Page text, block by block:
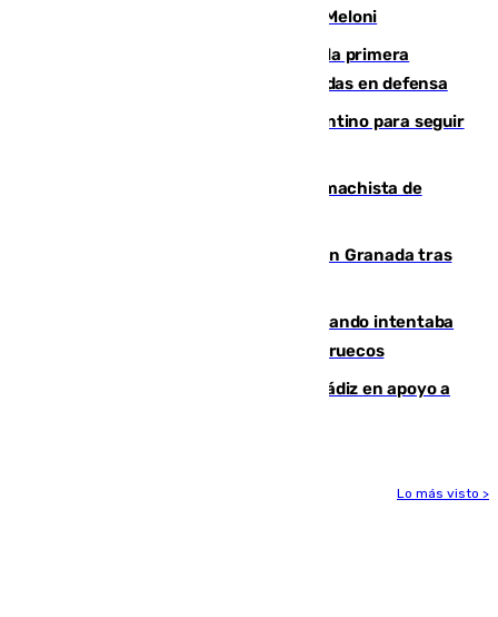
procedentes de Italia como repuesta a Meloni
El Málaga cae ante el Ceuta y suma la primera
derrota de la pretemporada dejando dudas en defensa
Marruecos, la principal baza de Infantino para seguir
Pedro Sánchez condena el crimen machista de
Angustioso rescate de una familia en Granada tras
Fallece un joven tras caer al mar cuando intentaba
entrar en parapente a Ceuta desde Marruecos
CIES NO moviliza a la provincia de Cádiz en apoyo a
Lo más visto >